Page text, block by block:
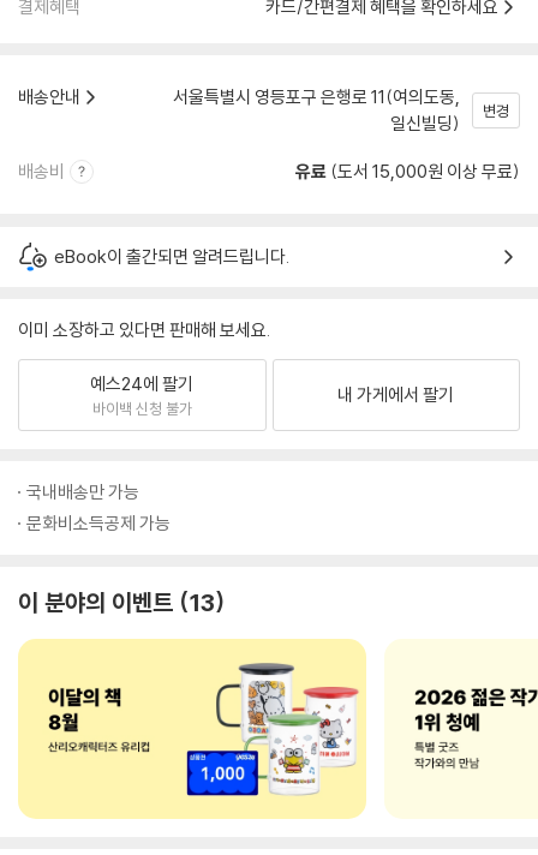
결제혜택 카드/간편결제 혜택을 확인하세요
배송안내
서울특별시 영등포구 은행로 11(여의도동,
일신빌딩)
변경
배송비 유료 (도서 15,000원 이상 무료)
eBook이 출간되면 알려드립니다.
이미 소장하고 있다면 판매해 보세요.
예스24에 팔기
바이백 신청 불가
내 가게에서 팔기
국내배송만 가능
문화비소득공제 가능
이 분야의 이벤트 13